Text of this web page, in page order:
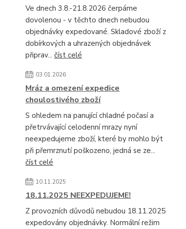
Ve dnech 3.8.-21.8.2026 čerpáme
dovolenou - v těchto dnech nebudou
objednávky expedované. Skladové zboží z
dobírkových a uhrazených objednávek
připrav... číst celé
03.01.2026
Mráz a omezení expedice
choulostivého zboží
S ohledem na panující chladné počasí a
přetrvávající celodenní mrazy nyní
neexpedujeme zboží, které by mohlo být
při přemrznutí poškozeno, jedná se ze...
číst celé
10.11.2025
18.11.2025 NEEXPEDUJEME!
Z provozních důvodů nebudou 18.11.2025
expedovány objednávky. Normální režim